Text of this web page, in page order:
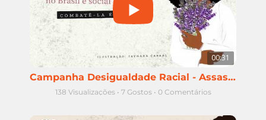
00:31
Campanha Desigualdade Racial - Assassinatos de mulheres negras
138 Visualizações • 7 Gostos • 0 Comentários